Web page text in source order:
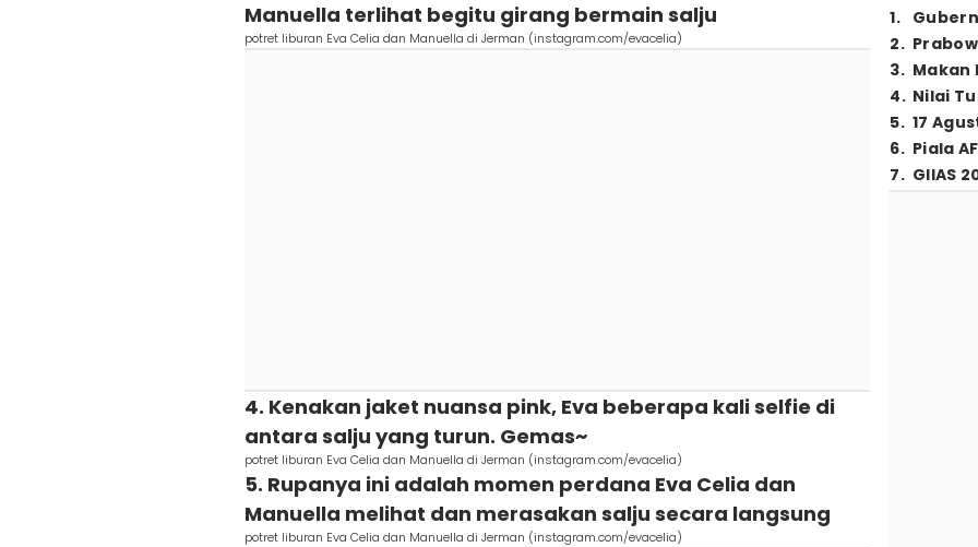
Manuella terlihat begitu girang bermain salju
potret liburan Eva Celia dan Manuella di Jerman (instagram.com/evacelia)
4. Kenakan jaket nuansa pink, Eva beberapa kali selfie di
antara salju yang turun. Gemas~
potret liburan Eva Celia dan Manuella di Jerman (instagram.com/evacelia)
5. Rupanya ini adalah momen perdana Eva Celia dan
Manuella melihat dan merasakan salju secara langsung
potret liburan Eva Celia dan Manuella di Jerman (instagram.com/evacelia)
1.
2.
3. Makan
4. Nilai
5. 17
6. Piala
7. GIIAS